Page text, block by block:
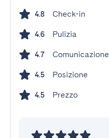
4.8 Check-in
4.6 Pulizia
4.7 Comunicazione
4.5 Posizione
4.5 Prezzo